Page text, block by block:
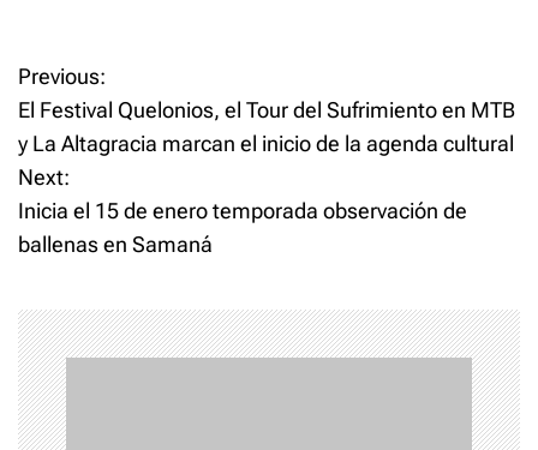
P
o
s
t
a
v
Previous:
El Festival Quelonios, el Tour del Sufrimiento en MTB
y La Altagracia marcan el inicio de la agenda cultural
Next:
Inicia el 15 de enero temporada observación de
ballenas en Samaná